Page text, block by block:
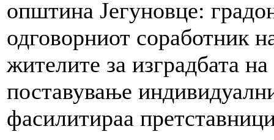
општина Јегуновце:
одговорниот соработник
жителите за изградбата
поставување
фасилитираа